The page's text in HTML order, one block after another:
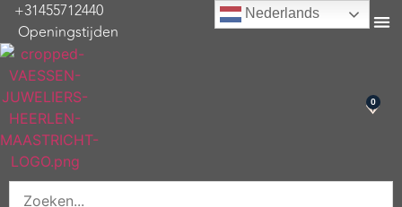
+31455712440
Openingstijden
0
Nederlands